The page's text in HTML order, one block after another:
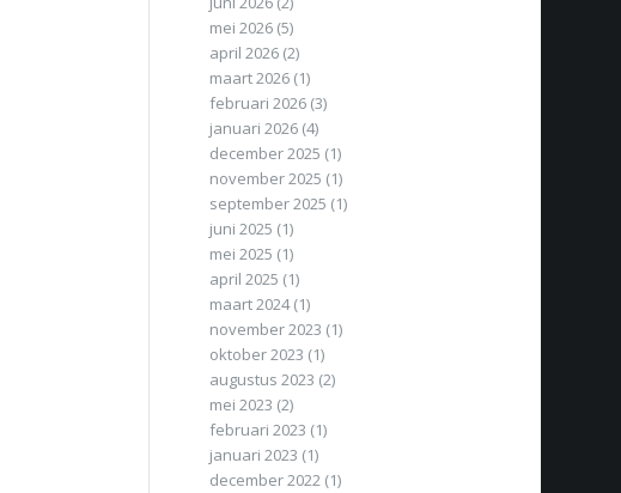
mei 2026 (5)
april 2026 (2)
maart 2026 (1)
februari 2026 (3)
januari 2026 (4)
december 2025 (1)
november 2025 (1)
september 2025 (1)
juni 2025 (1)
mei 2025 (1)
april 2025 (1)
maart 2024(1)
november 2023 (1)
oktober 2023 (1)
augustus 2023 (2)
mei 2023 (2)
februari 2023 (1)
januari 2023 (1)
december 2022 (1)